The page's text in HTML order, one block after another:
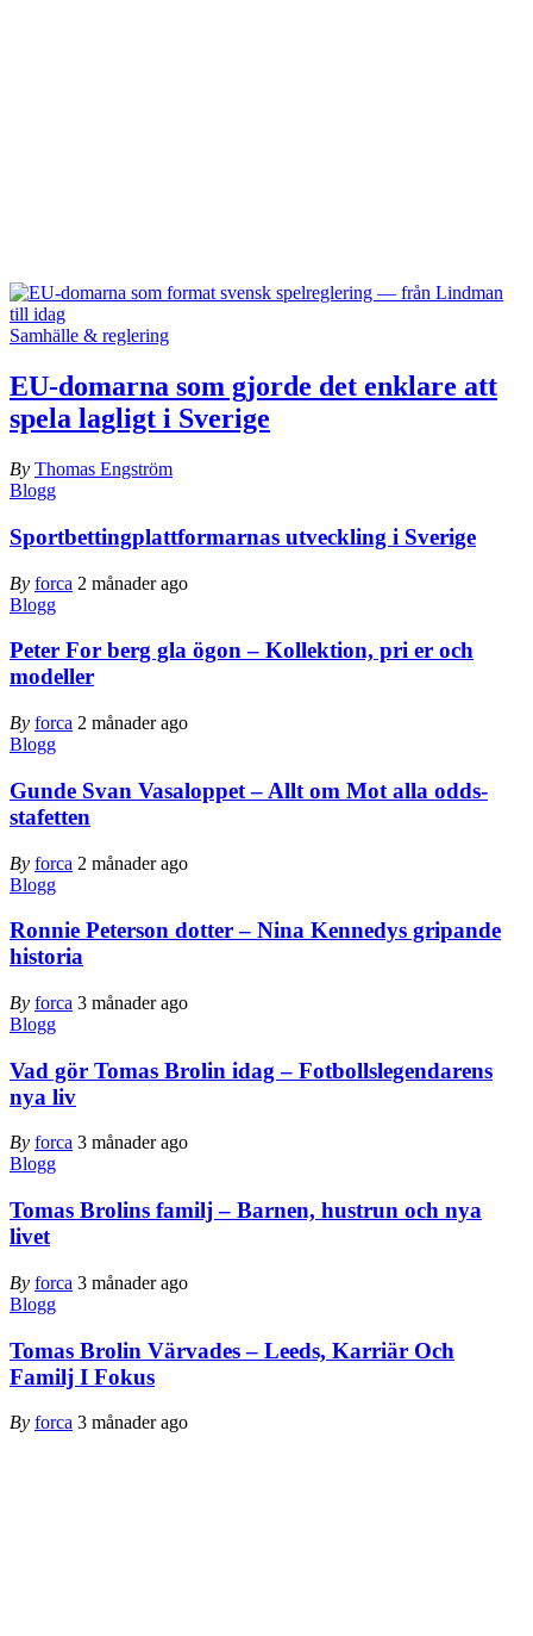
Samhälle & reglering
EU-domarna som gjorde det enklare att
spela lagligt i Sverige
By Thomas Engström
Blogg
Sportbettingplattformarnas utveckling i Sverige
By forca 2 månader ago
Blogg
Peter For berg gla ögon – Kollektion, pri er och
modeller
By forca 2 månader ago
Blogg
Gunde Svan Vasaloppet – Allt om Mot alla odds-
stafetten
By forca 2 månader ago
Blogg
Ronnie Peterson dotter – Nina Kennedys gripande
historia
By forca 3 månader ago
Blogg
Vad gör Tomas Brolin idag – Fotbollslegendarens
nya liv
By forca 3 månader ago
Blogg
Tomas Brolins familj – Barnen, hustrun och nya
livet
By forca 3 månader ago
Blogg
Tomas Brolin Värvades – Leeds, Karriär Och
Familj I Fokus
By forca 3 månader ago